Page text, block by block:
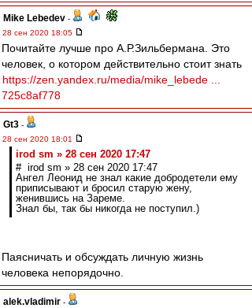
Mike Lebedev -
28 сен 2020 18:05
Почитайте лучше про А.Р.Зильбермана. Это
человек, о котором действительно стоит знать
https://zen.yandex.ru/media/mike_lebede ...
725c8af778
Gt3 -
28 сен 2020 18:01
irod sm » 28 сен 2020 17:47
# irod sm » 28 сен 2020 17:47
Ангел Леонид не знал какие добродетели ему
приписывают и бросил старую жену,
женившись на Зареме.
Знал бы, так бы никогда не поступил.)
Паясничать и обсуждать личную жизнь
человека непорядочно.
alek.vladimir -